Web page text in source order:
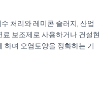
처리와 레미콘 슬러지, 산업
보조제로 사용하거나 건설현
하며 오염토양을 정화하는 기